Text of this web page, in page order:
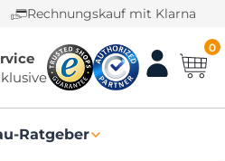
Rechnungskauf mit Klarna
0
Ratgeber